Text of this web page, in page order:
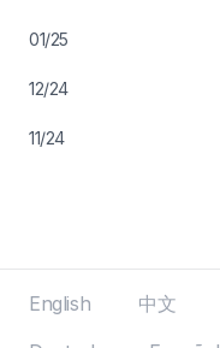
01/25
12/24
11/24
English 中文